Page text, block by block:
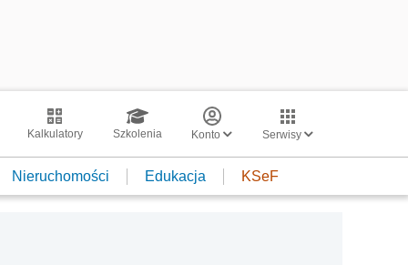
Kalkulatory Szkolenia Konto Serwisy
Nieruchomości Edukacja KSeF